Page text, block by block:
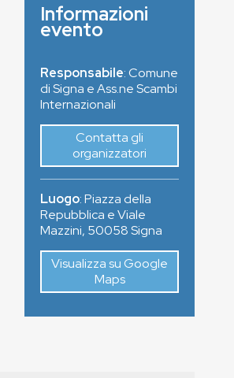
Informazioni
evento
Responsabile: Comune
di Signa e Ass.ne Scambi
Internazionali
Contatta gli
organizzatori
Luogo:Piazza della
Repubblica e Viale
Mazzini, 50058Signa
Visualizza su Google
Maps